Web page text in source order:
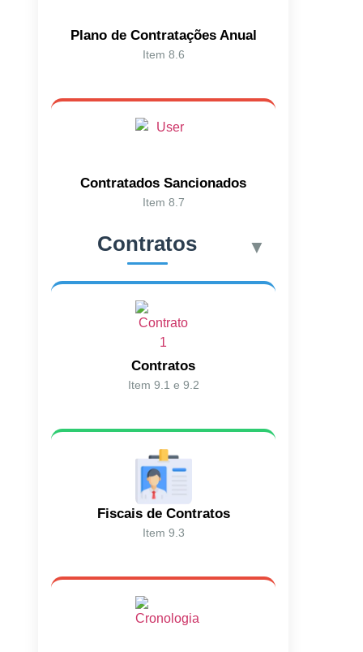
Plano de Contratações Anual
Item 8.6
Contratados Sancionados
Item 8.7
Contratos ▼
Contratos
Item 9.1 e 9.2
Fiscais de Contratos
Item 9.3